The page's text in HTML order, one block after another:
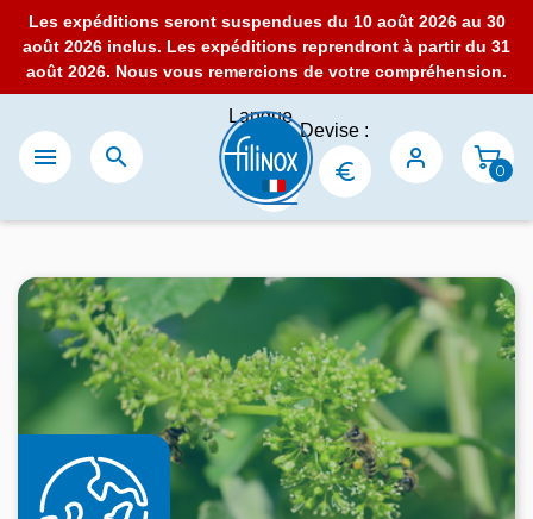
Les expéditions seront suspendues du 10 août 2026 au 30
août 2026 inclus. Les expéditions reprendront à partir du 31
août 2026. Nous vous remercions de votre compréhension.
 
Langue
:
Devise :
0